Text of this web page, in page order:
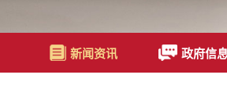
新闻资讯 政府信